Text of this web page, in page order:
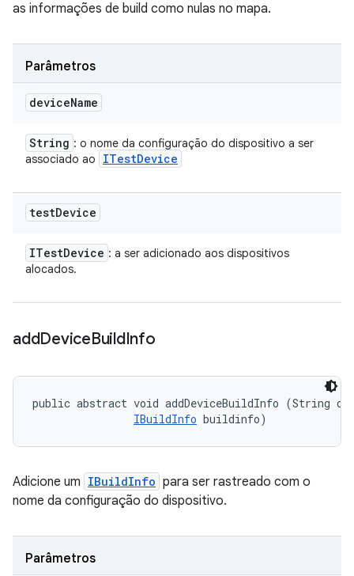
as informações de build como nulas no mapa.
Parâmetros
deviceName
String : o nome da configuração do dispositivo a ser
associado ao
ITestDevice
testDevice
ITestDevice : a ser adicionado aos dispositivos
alocados.
addDeviceBuildInfo
public abstract void addDeviceBuildInfo (String
IBuildInfo buildinfo)
Adicione um IBuildInfo para ser rastreado com o
nome da configuração do dispositivo.
Parâmetros